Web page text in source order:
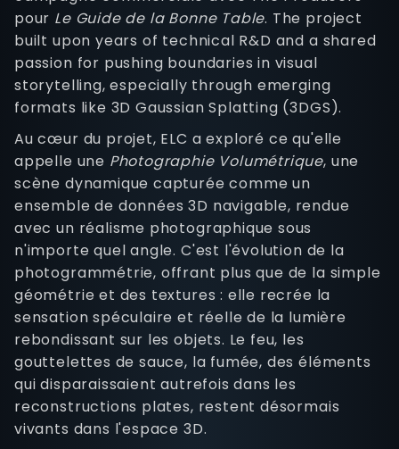
pour Le Guide de la Bonne Table. The project
built upon years of technical R&D and a shared
passion for pushing boundaries in visual
storytelling, especially through emerging
formats like 3D Gaussian Splatting (3DGS).
Au cœur du projet, ELC a exploré ce qu'elle
appelle une Photographie Volumétrique, une
scène dynamique capturée comme un
ensemble de données 3D navigable, rendue
avec un réalisme photographique sous
n'importe quel angle. C'est l'évolution de la
photogrammétrie, offrant plus que de la simple
géométrie et des textures : elle recrée la
sensation spéculaire et réelle de la lumière
rebondissant sur les objets. Le feu, les
gouttelettes de sauce, la fumée, des éléments
qui disparaissaient autrefois dans les
reconstructions plates, restent désormais
vivants dans l'espace 3D.